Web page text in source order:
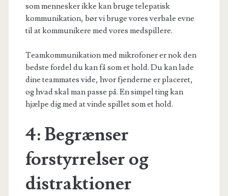
som mennesker ikke kan bruge telepatisk
kommunikation, bør vi bruge vores verbale evne
til at kommunikere med vores medspillere.
Teamkommunikation med mikrofoner er nok den
bedste fordel du kan få som et hold. Du kan lade
dine teammates vide, hvor fjenderne er placeret,
og hvad skal man passe på. En simpel ting kan
hjælpe dig med at vinde spillet som et hold.
4: Begrænser
forstyrrelser og
distraktioner